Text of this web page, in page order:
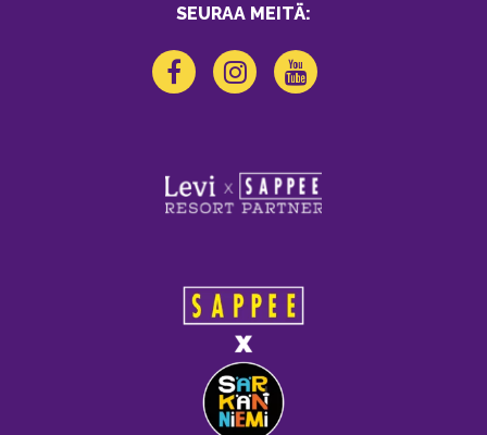
SEURAA MEITÄ: